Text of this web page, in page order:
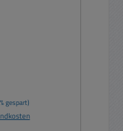
gespart)